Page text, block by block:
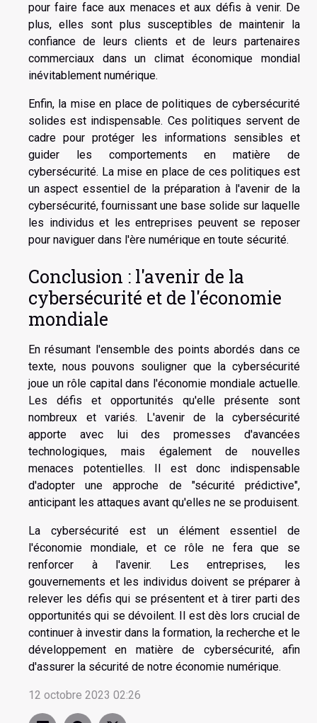
pour faire face aux menaces et aux défis à venir. De
plus, elles sont plus susceptibles de maintenir la
confiance de leurs clients et de leurs partenaires
commerciaux dans un climat économique mondial
inévitablement numérique.
Enfin, la mise en place de politiques de cybersécurité
solides est indispensable. Ces politiques servent de
cadre pour protéger les informations sensibles et
guider les comportements en matière de
cybersécurité. La mise en place de ces politiques est
un aspect essentiel de la préparation à l'avenir de la
cybersécurité, fournissant une base solide sur laquelle
les individus et les entreprises peuvent se reposer
pour naviguer dans l'ère numérique en toute sécurité.
Conclusion : l'avenir de la
cybersécurité et de l'économie
mondiale
En résumant l'ensemble des points abordés dans ce
texte, nous pouvons souligner que la cybersécurité
joue un rôle capital dans l'économie mondiale actuelle.
Les défis et opportunités qu'elle présente sont
nombreux et variés. L'avenir de la cybersécurité
apporte avec lui des promesses d'avancées
technologiques, mais également de nouvelles
menaces potentielles. Il est donc indispensable
d'adopter une approche de "sécurité prédictive",
anticipant les attaques avant qu'elles ne se produisent.
La cybersécurité est un élément essentiel de
l'économie mondiale, et ce rôle ne fera que se
renforcer à l'avenir. Les entreprises, les
gouvernements et les individus doivent se préparer à
relever les défis qui se présentent et à tirer parti des
opportunités qui se dévoilent. Il est dès lors crucial de
continuer à investir dans la formation, la recherche et le
développement en matière de cybersécurité, afin
d'assurer la sécurité de notre économie numérique.
12 octobre 2023 02:26